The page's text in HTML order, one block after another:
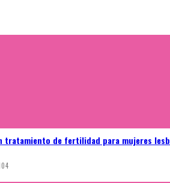
tratamiento de fertilidad para mujeres